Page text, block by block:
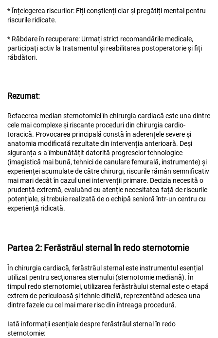
* Înțelegerea riscurilor: Fiți conștienți clar și pregătiți mental pentru
riscurile ridicate.
* Răbdare în recuperare: Urmați strict recomandările medicale,
participați activ la tratamentul și reabilitarea postoperatorie și fiți
răbdători.
Rezumat:
Refacerea median sternotomiei în chirurgia cardiacă este una dintre
cele mai complexe și riscante proceduri din chirurgia cardio-
toracică. Provocarea principală constă în aderențele severe și
anatomia modificată rezultate din intervenția anterioară. Deși
siguranța s-a îmbunătățit datorită progreselor tehnologice
(imagistică mai bună, tehnici de canulare femurală, instrumente) și
experienței acumulate de către chirurgi, riscurile rămân semnificativ
mai mari decât în cazul unei intervenții primare. Decizia necesită o
prudență extremă, evaluând cu atenție necesitatea față de riscurile
potențiale, și trebuie realizată de o echipă senioră într-un centru cu
experiență ridicată.
Partea 2: Ferăstrăul sternal în redo sternotomie
În chirurgia cardiacă, ferăstrăul sternal este instrumentul esențial
utilizat pentru secționarea sternului (sternotomie mediană). În
timpul redo sternotomiei, utilizarea ferăstrăului sternal este o etapă
extrem de periculoasă și tehnic dificilă, reprezentând adesea una
dintre fazele cu cel mai mare risc din întreaga procedură.
Iată informații esențiale despre ferăstrăul sternal în redo
sternotomie: